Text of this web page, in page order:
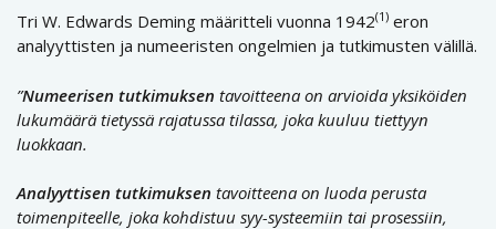
Tri W. Edwards Deming määritteli vuonna 1942(1) eron
analyyttisten ja numeeristen ongelmien ja tutkimusten välillä.
”Numeerisen tutkimuksen tavoitteena on arvioida yksiköiden
lukumäärä tietyssä rajatussa tilassa, joka kuuluu tiettyyn
luokkaan.
Analyyttisen tutkimuksen tavoitteena on luoda perusta
toimenpiteelle, joka kohdistuu syy-systeemiin tai prosessiin,